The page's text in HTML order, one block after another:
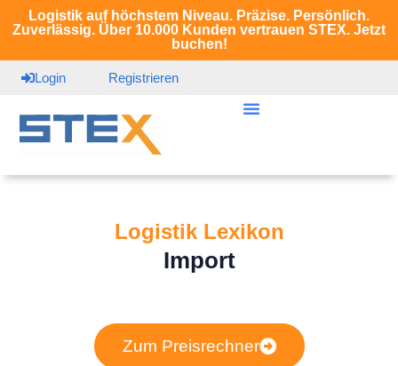
Logistik auf höchstem Niveau. Präzise. Persönlich.
Zuverlässig. Über 10.000 Kunden vertrauen STEX. Jetzt
buchen!
Login Registrieren
Logistik Lexikon
Import
Zum Preisrechner